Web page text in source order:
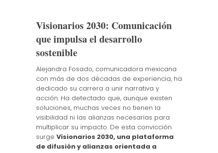
Visionarios 2030: Comunicación
que impulsa el desarrollo
sostenible
Alejandra Fosado, comunicadora mexicana
con más de dos décadas de experiencia, ha
dedicado su carrera a unir narrativa y
acción. Ha detectado que, aunque existen
soluciones, muchas veces no tienen la
visibilidad ni las alianzas necesarias para
multiplicar su impacto. De esta convicción
surge Visionarios 2030, una plataforma
de difusión y alianzas orientada a